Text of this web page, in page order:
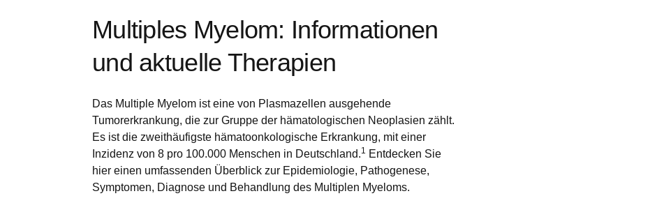
Multiples Myelom: Informationen
und aktuelle Therapien
Das Multiple Myelom ist eine von Plasmazellen ausgehende
Tumorerkrankung, die zur Gruppe der hämatologischen Neoplasien zählt.
Es ist die zweithäufigste hämatoonkologische Erkrankung, mit einer
Inzidenz von 8 pro 100.000 Menschen in Deutschland.1 Entdecken Sie
hier einen umfassenden Überblick zur Epidemiologie, Pathogenese,
Symptomen, Diagnose und Behandlung des Multiplen Myeloms.
Leistungs-Cookies
Werbe-Cookies